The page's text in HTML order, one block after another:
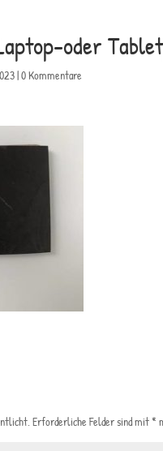
oder
|0 Kommentare
Erforderliche Felder sind mit*